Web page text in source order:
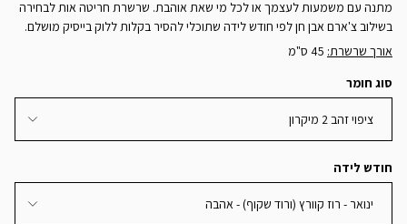
מתנה עם משמעות לעצמך או לכל מי שאת אוהבת. שרשרת חריטה אות לבחירה
בשילוב צ'ארם אבן חן לפי חודש לידה שתוכלי להסיר בקלות ללוק בייסיק מושלם.
אורך שרשרת:
סוג חומר
ציפוי זהב 2 מיקרון
חודש לידה
ינואר - רוז קוורץ (ורוד שקוף) - אהבה